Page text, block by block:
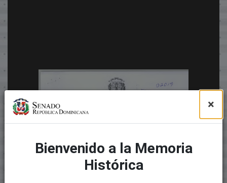
×
Bienvenido a la Memoria
Histórica